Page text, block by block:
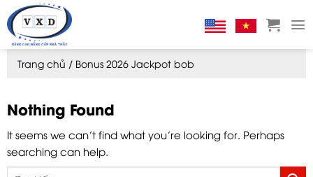
Skip
to
content
Trang chủ / Bonus 2026 Jackpot bob
Nothing Found
It seems we can’t find what you’re looking for. Perhaps
searching can help.